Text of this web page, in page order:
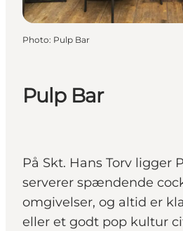
Pulp Bar
På Skt. Hans Torv ligger
serverer spændende
omgivelser, og altid er
eller et godt pop kultur
Photo: Pulp Bar